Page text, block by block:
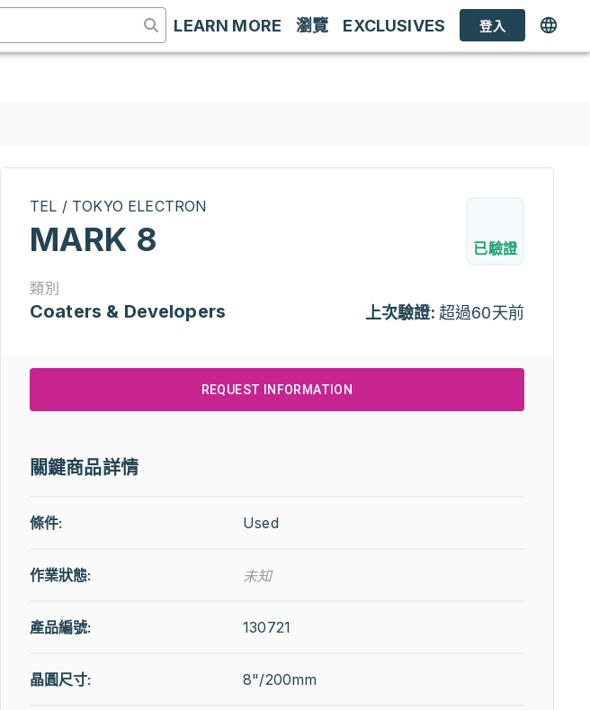
LEARN MORE 瀏覽 EXCLUSIVES 登入
TEL / TOKYO ELECTRON
MARK 8 已驗證
類別
Coaters & Developers 上次驗證: 超過60天前
REQUEST INFORMATION
關鍵商品詳情
條件: Used
作業狀態: 未知
產品編號: 130721
晶圓尺寸: 8"/200mm